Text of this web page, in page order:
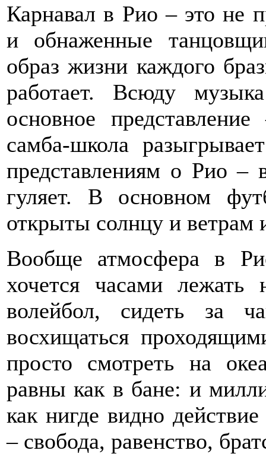
Карнавал в Рио – это не
и обнаженные
образ жизни каждого
работает. Всюду
основное
самба-школа
представлениям о Рио –
гуляет. В основном
открыты солнцу и ветрам
Вообще атмосфера в
хочется часами
волейбол, сидеть за
восхищаться
просто смотреть на
равны как в бане: и
как нигде видно
– свобода, равенство,